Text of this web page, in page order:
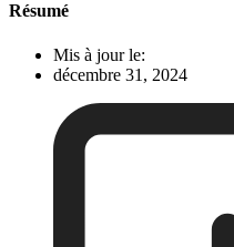
Résumé
Mis à jour le:
décembre 31, 2024